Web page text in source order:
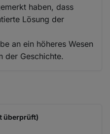
haben, dass
Lösung der
an ein höheres Wesen
der Geschichte.
überprüft)